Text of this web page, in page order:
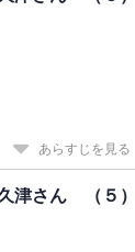
あらすじを見る
津さん （５）